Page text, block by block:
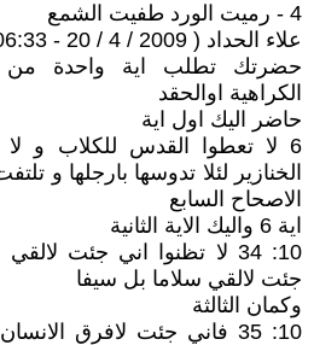
4 - رميت الورد طفيت الشمع
علاء الحداد ( 2009 / 4 / 20 - 06:33 )
حضرتك تطلب اية واحدة من
الكراهية اوالحقد
حاضر اليك اول اية
6 لا تعطوا القدس للكلاب و
الخنازير لئلا تدوسها بارجلها و
الاصحاح السابع
اية 6 واليك الاية الثانية
10: 34 لا تظنوا اني جئت
جئت لالقي سلاما بل سيفا
وكمان الثالثة
10: 35 فاني جئت لافرق